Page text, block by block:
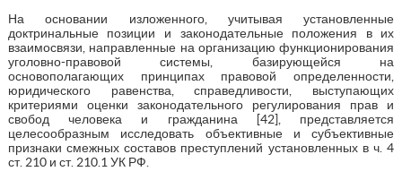
На основании изложенного, учитывая установленные
доктринальные позиции и законодательные положения в их
взаимосвязи, направленные на организацию функционирования
уголовно-правовой системы, базирующейся на
основополагающих принципах правовой определенности,
юридического равенства, справедливости, выступающих
критериями оценки законодательного регулирования прав и
свобод человека и гражданина [42], представляется
целесообразным исследовать объективные и субъективные
признаки смежных составов преступлений установленных в ч. 4
ст. 210 и ст. 210.1 УК РФ.